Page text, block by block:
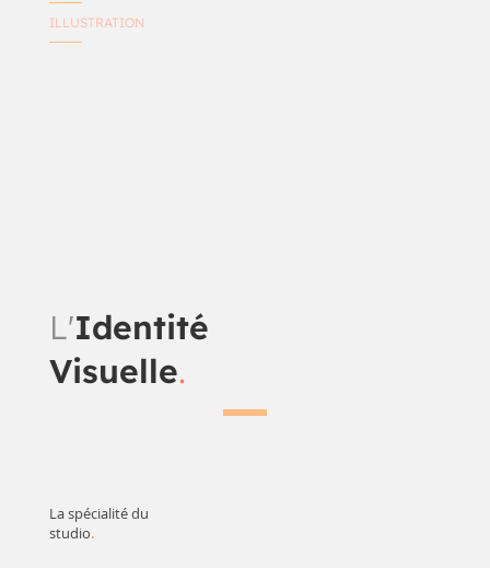
ILLUSTRATION
L'Identité
Visuelle.
La spécialité du
studio.